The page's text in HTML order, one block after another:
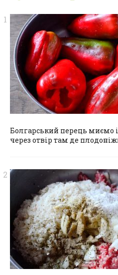
Болгарський перець миємо
через отвір там де